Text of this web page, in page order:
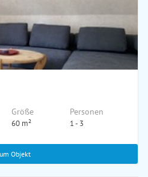
Größe
60 m²
Personen
1 - 3
Objekt